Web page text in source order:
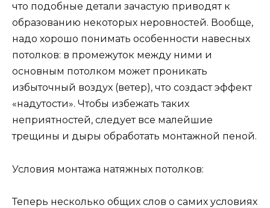
что подобные детали зачастую приводят к
образованию некоторых неровностей. Вообще,
надо хорошо понимать особенности навесных
потолков: в промежуток между ними и
основным потолком может проникать
избыточный воздух (ветер), что создаст эффект
«надутости». Чтобы избежать таких
неприятностей, следует все малейшие
трещины и дыры обработать монтажной пеной.
Условия монтажа натяжных потолков:
Теперь несколько общих слов о самих условиях